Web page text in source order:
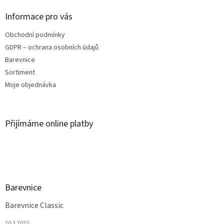
Informace pro vás
Obchodní podmínky
GDPR – ochrana osobních údajů
Barevnice
Sortiment
Moje objednávka
Přijímáme online platby
Barevnice
Barevnice Classic